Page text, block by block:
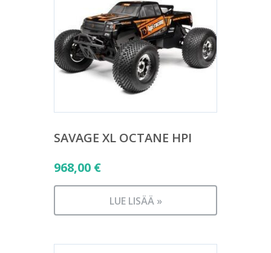
SAVAGE XL OCTANE HPI
968,00 €
LUE LISÄÄ »